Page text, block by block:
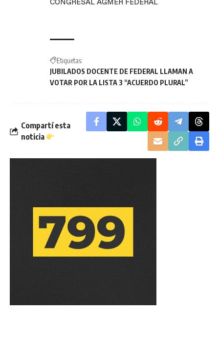
Etiquetas:
JUBILADOS DOCENTE DE FEDERAL LLAMAN A
VOTAR POR LA LISTA 3 “ACUERDO PLURAL”
Compartí esta
noticia